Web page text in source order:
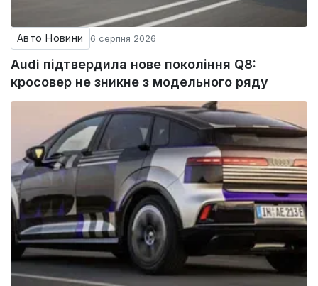
Авто Новини 6 серпня 2026
Audi підтвердила нове покоління Q8:
кросовер не зникне з модельного ряду